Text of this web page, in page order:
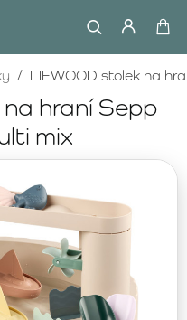
hraní Sepp
mix
LIEWOOD stolek na